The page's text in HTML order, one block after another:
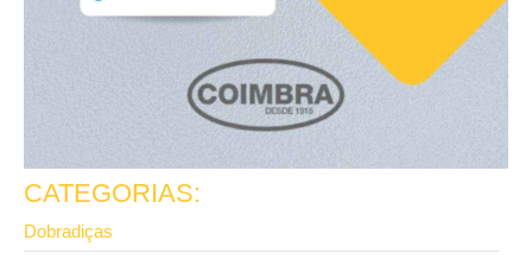
CATEGORIAS:
Dobradiças